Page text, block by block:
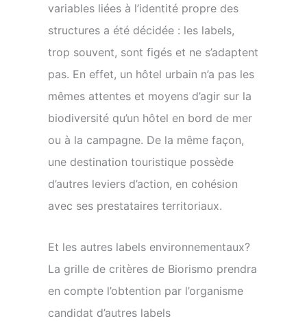
variables liées à l’identité propre des
structures a été décidée : les labels,
trop souvent, sont figés et ne s’adaptent
pas. En effet, un hôtel urbain n’a pas les
mêmes attentes et moyens d’agir sur la
biodiversité qu’un hôtel en bord de mer
ou à la campagne. De la même façon,
une destination touristique possède
d’autres leviers d’action, en cohésion
avec ses prestataires territoriaux.
Et les autres labels environnementaux?
La grille de critères de Biorismo prendra
en compte l’obtention par l’organisme
candidat d’autres labels